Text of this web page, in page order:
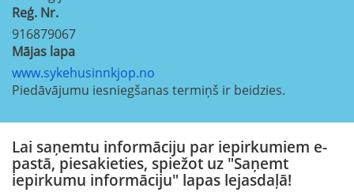
Reģ. Nr.
916879067
Mājas lapa
www.sykehusinnkjop.no
Piedāvājumu iesniegšanas termiņš ir beidzies.
Lai saņemtu informāciju par iepirkumiem e-
pastā, piesakieties, spiežot uz "Saņemt
iepirkumu informāciju" lapas lejasdaļā!